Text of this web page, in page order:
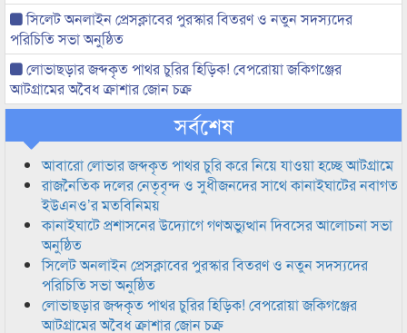
সিলেট অনলাইন প্রেসক্লাবের পুরস্কার বিতরণ ও নতুন সদস্যদের
পরিচিতি সভা অনুষ্ঠিত
লোভাছড়ার জব্দকৃত পাথর চুরির হিড়িক! বেপরোয়া জকিগঞ্জের
আটগ্রামের অবৈধ ক্রাশার জোন চক্র
সর্বশেষ
আবারো লোভার জব্দকৃত পাথর চুরি করে নিয়ে যাওয়া হচ্ছে আটগ্রামে
রাজনৈতিক দলের নেতৃবৃন্দ ও সুধীজনদের সাথে কানাইঘাটের নবাগত
ইউএনও’র মতবিনিময়
কানাইঘাটে প্রশাসনের উদ্যোগে গণঅভ্যুত্থান দিবসের আলোচনা সভা
অনুষ্ঠিত
সিলেট অনলাইন প্রেসক্লাবের পুরস্কার বিতরণ ও নতুন সদস্যদের
পরিচিতি সভা অনুষ্ঠিত
লোভাছড়ার জব্দকৃত পাথর চুরির হিড়িক! বেপরোয়া জকিগঞ্জের
আটগ্রামের অবৈধ ক্রাশার জোন চক্র